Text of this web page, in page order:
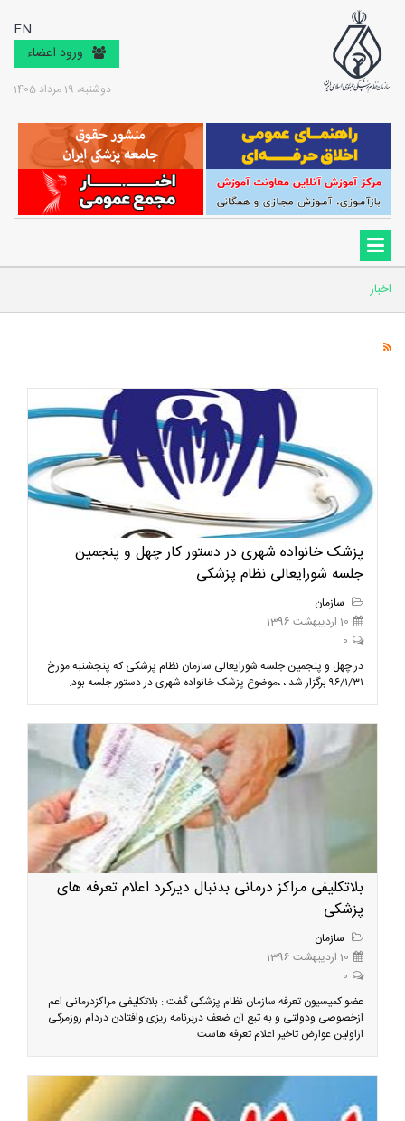
EN
ورود اعضاء
دوشنبه، 19 مرداد 1405
اخبار
پزشک خانواده شهری در دستور کار چهل و پنجمین
جلسه شورایعالی نظام پزشکی
سازمان
10 اردیبهشت 1396
0
در چهل و پنجمین جلسه شورایعالی سازمان نظام پزشکی که پنجشنبه مورخ
۹۶/۱/۳۱ ​برگزار شد ، ،موضوع پزشک خانواده شهری در دستور جلسه بود.
بلاتکلیفی مراکز درمانی بدنبال دیرکرد اعلام تعرفه های
پزشکی
سازمان
10 اردیبهشت 1396
0
عضو کمیسیون تعرفه سازمان نظام پزشکی گفت : بلاتکلیفی مراکزدرمانی اعم
ازخصوصی ودولتی و به تبع آن ضعف دربرنامه ریزی وافتادن دردام روزمرگی
ازاولین عوارض تاخیر اعلام تعرفه هاست